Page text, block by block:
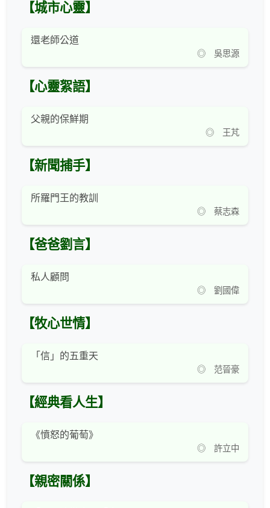
【城市心靈】
還老師公道
◎ 吳思源
【心靈絮語】
父親的保鮮期
◎ 王芃
【新聞捕手】
所羅門王的教訓
◎ 蔡志森
【爸爸劉言】
私人顧問
◎ 劉國偉
【牧心世情】
「信」的五重天
◎ 范晉豪
【經典看人生】
《憤怒的葡萄》
◎ 許立中
【親密關係】